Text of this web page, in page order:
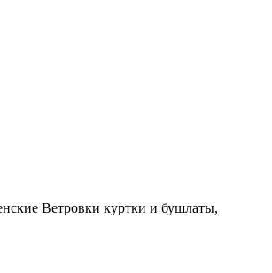
Ветровки куртки и бушлаты,